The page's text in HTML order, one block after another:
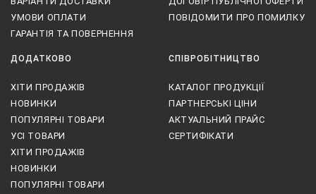
УМОВИ ОПЛАТИ
ГАРАНТІЯ ТА ПОВЕРНЕННЯ
ПОВІДОМИТИ ПРО ПОМИЛКУ
ДОДАТКОВО
ХІТИ ПРОДАЖІВ
НОВИНКИ
ПОПУЛЯРНІ ТОВАРИ
УСІ ТОВАРИ
ХІТИ ПРОДАЖІВ
НОВИНКИ
ПОПУЛЯРНІ ТОВАРИ
СПІВРОБІТНИЦТВО
КАТАЛОГ ПРОДУКЦІЇ
ПАРТНЕРСЬКІ ЦІНИ
АКТУАЛЬНИЙ ПРАЙС
СЕРТИФІКАТИ